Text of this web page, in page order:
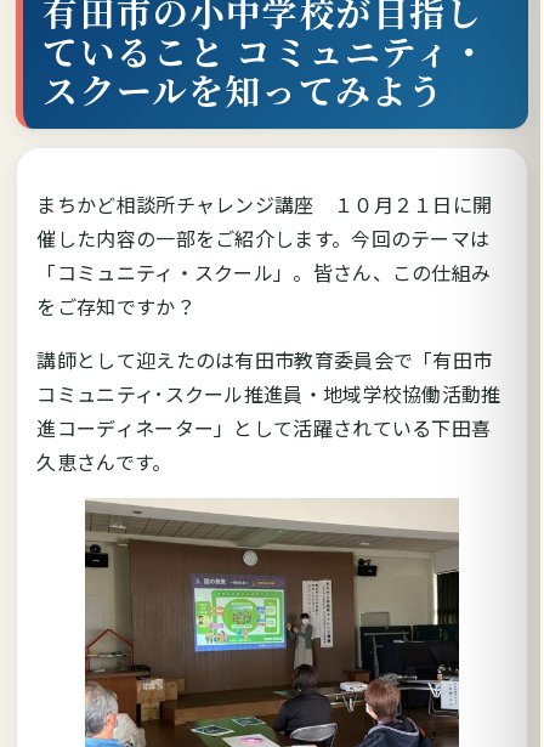
有田市の小中学校が目指し
ていること コミュニティ・
スクールを知ってみよう
まちかど相談所チャレンジ講座 １０月２１日に開
催した内容の一部をご紹介します。今回のテーマは
「コミュニティ・スクール」。皆さん、この仕組み
をご存知ですか？
講師として迎えたのは有田市教育委員会で「有田市
コミュニティ･スクール推進員・地域学校協働活動推
進コーディネーター」として活躍されている下田喜
久恵さんです。